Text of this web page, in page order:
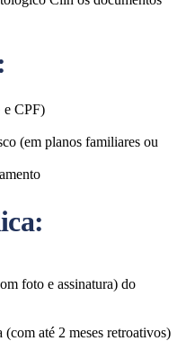
e CPF)
(em planos familiares ou
foto e assinatura) do
até 2 meses retroativos)